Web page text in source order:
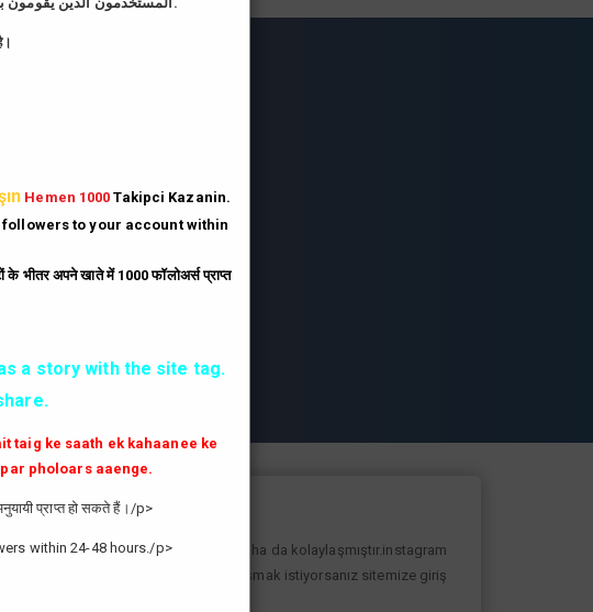
hilesi
hilesi.
hilesi.
ve fenomen yolunda ilerlemesi daha da kolaylaşmıştır.instagram
yüksek sayıda takipçiye ulaşmak istiyorsanız sitemize giriş
Hemen 1000 Takipci Kazanin.
followers to your account within
के भीतर अपने खाते में 1000 फॉलोअर्स प्राप्त
a story with the site tag.
taig ke saath ek kahaanee ke
pholoars aaenge.
प्राप्त हो सकते हैं।/p>
within 24-48 hours./p>